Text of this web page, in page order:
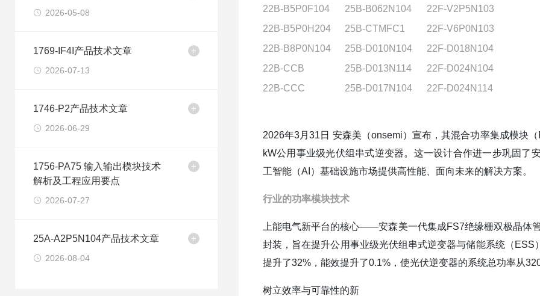
2026-05-08
1769-IF4I产品技术文章
2026-07-13
1746-P2产品技术文章
2026-06-29
1756-PA75 输入输出模块技术
解析及工程应用要点
2026-07-27
25A-A2P5N104产品技术文章
2026-08-04
22B-B5P0F104
25B-B062N104
22F-V2P5N103
22B-B5P0H204
25B-CTMFC1
22F-V6P0N103
22B-B8P0N104
25B-D010N104
22F-D018N104
22B-CCB
25B-D013N114
22F-D024N104
22B-CCC
25B-D017N104 22F-D024N114
2026年3月31日 安森美（onsemi）宣布，其混合功率集成模块
kW公用事业级光伏组串式逆变器。这一设计合作进一步巩固
工智能（AI）基础设施市场提供高性能、面向未来的解决方案。
行业的功率模块技术
上能电气新平台的核心——安森美一代集成FS7绝缘栅双极晶体
封装，旨在提升公用事业级光伏组串式逆变器与储能系统（
提升了32%，能效提升了0.1%，使光伏逆变器的系统总功率从
树立效率与可靠性的新